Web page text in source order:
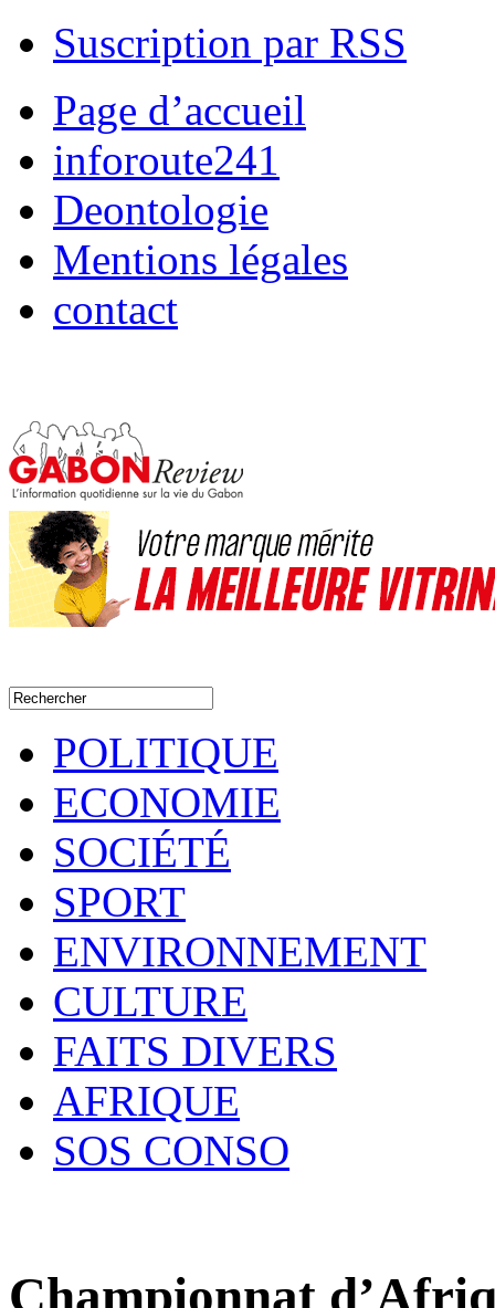
Suscription par RSS
Page d’accueil
inforoute241
Deontologie
Mentions légales
contact
POLITIQUE
ECONOMIE
SOCIÉTÉ
SPORT
ENVIRONNEMENT
CULTURE
FAITS DIVERS
AFRIQUE
SOS CONSO
Championnat